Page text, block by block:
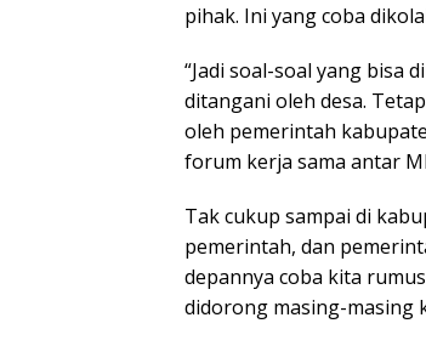
pihak. Ini yang coba
“Jadi soal-soal yang bisa
ditangani oleh desa.
oleh pemerintah
forum kerja sama antar
Tak cukup sampai di
pemerintah, dan
depannya coba kita
didorong masing-masing